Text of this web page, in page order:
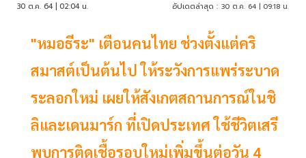
30 ต.ค. 64 | 02:04 น. อัปเดตล่าสุด : 30 ต.ค. 64 | 09:18 น.
"หมอธีระ" เตือนคนไทย ช่วงตั้งแต่คริ
สมาสต์เป็นต้นไป ให้ระวังการแพร่ระบาด
ระลอกใหม่ เผยให้สังเกตสถานการณ์ในชิ
ลิและเดนมาร์ก ที่เปิดประเทศ ใช้ชีวิตเสรี
พบการติดเชื้อรอบใหม่เพิ่มขึ้นต่อวัน 4